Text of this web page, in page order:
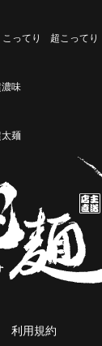
こってり 超こってり
濃味
太麺
利用規約